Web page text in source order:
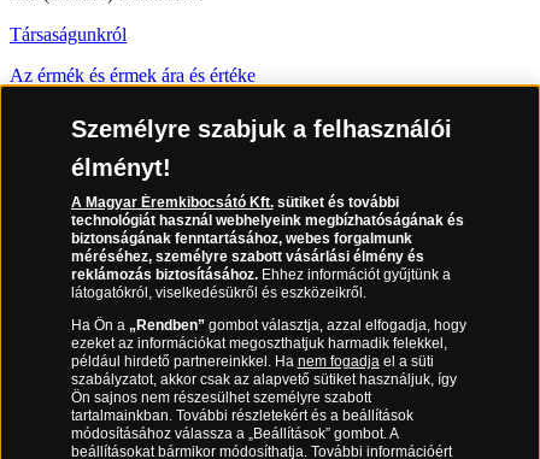
Társaságunkról
Az érmék és érmek ára és értéke
Gyakran ismételt kérdések
Adatkezelés
06 80 888 889
(díjmentesen hívható hétfőtől csütörtökig 9.00 és 17.00 óra között,
péntekenként 9.00 és 15.00 óra között)
Személyre szabjuk a felhasználói
élményt!
A Magyar Éremkibocsátó Kft.sütiket és további
technológiát használ webhelyeink megbízhatóságának és
biztonságának fenntartásához, webes forgalmunk
méréséhez, személyre szabott vásárlási élmény és
reklámozás biztosításához.Ehhez információt gyűjtünk a
látogatókról, viselkedésükről és eszközeikről.
Ha Ön a „Rendben”gombot választja, azzal elfogadja, hogy
ezeket az információkat megoszthatjuk harmadik felekkel,
például hirdető partnereinkkel. Ha nem fogadjael a süti
szabályzatot, akkor csak az alapvető sütiket használjuk, így
Ön sajnos nem részesülhet személyre szabott
tartalmainkban. További részletekért és a beállítások
módosításához válassza a „Beállítások” gombot. A
beállításokat bármikor módosíthatja. További információért